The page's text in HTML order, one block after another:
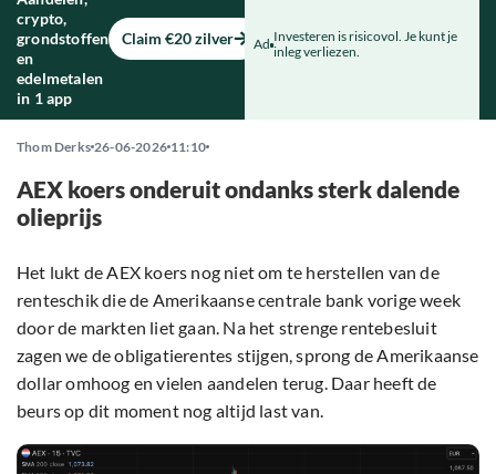
crypto,
grondstoffen
en
edelmetalen
in 1 app
Claim €20 zilver Ad Investeren is risicovol. Je kunt je
inleg verliezen.
Thom Derks 26-06-2026 11:10
AEX koers onderuit ondanks sterk dalende
olieprijs
Het lukt de AEX koers nog niet om te herstellen van de
renteschik die de Amerikaanse centrale bank vorige week
door de markten liet gaan. Na het strenge rentebesluit
zagen we de obligatierentes stijgen, sprong de Amerikaanse
dollar omhoog en vielen aandelen terug. Daar heeft de
beurs op dit moment nog altijd last van.